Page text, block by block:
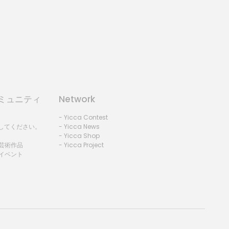
ュニティ
ください。
術作品
ベント
Network
- Yicca Contest
- Yicca News
- Yicca Shop
- Yicca Project